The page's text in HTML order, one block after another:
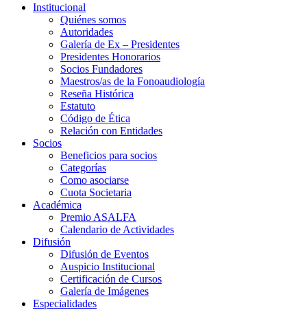
Institucional
Quiénes somos
Autoridades
Galería de Ex – Presidentes
Presidentes Honorarios
Socios Fundadores
Maestros/as de la Fonoaudiología
Reseña Histórica
Estatuto
Código de Ética
Relación con Entidades
Socios
Beneficios para socios
Categorías
Como asociarse
Cuota Societaria
Académica
Premio ASALFA
Calendario de Actividades
Difusión
Difusión de Eventos
Auspicio Institucional
Certificación de Cursos
Galería de Imágenes
Especialidades